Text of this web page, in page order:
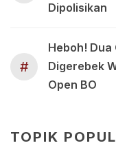
Dipolisikan
#
Heboh! Dua
Digerebek
Open BO
TOPIK